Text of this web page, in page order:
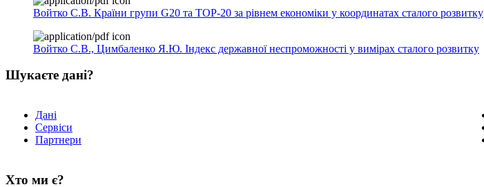
Войтко С.В. Країни групи G20 та ТОР-20 за рівнем економіки у координатах сталого розвитку
Войтко С.В., Цимбаленко Я.Ю. Індекс державної неспроможності у вимірах сталого розвитку
Шукаєте дані?
Дані
Сервіси
Партнери
Хто ми є?